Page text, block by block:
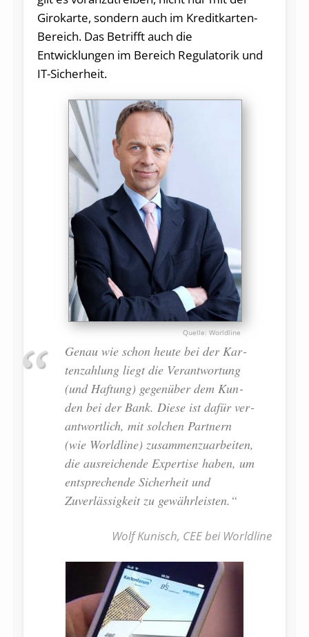
Girokarte, sondern auch im Kreditkarten-
Bereich. Das Betrifft auch die
Entwicklungen im Bereich Regulatorik und
IT-Sicherheit.
Worldline
Ge­nau wie schon heu­te bei der Kar­
ten­zahlung liegt die Ver­antwor­tung
(und Haf­tung) gegenüber dem Kun­
den bei der Bank. Die­se ist dafür ver­­
ant­wort­lich, mit sol­chen Partnern
(wie Worldline) zu­sammenzuarbei­ten,
die aus­rei­chen­de Expertise ha­ben, um
ent­spre­chen­de Si­cherheit und
Zuverlässigkeit zu gewährleis­ten.“
Wolf Kunisch, CEE bei Worldline